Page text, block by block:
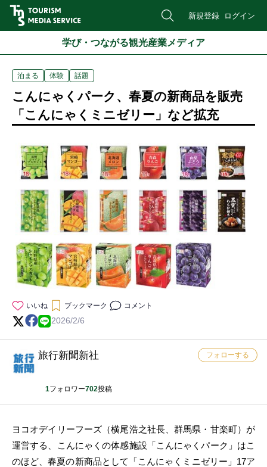
新規登録 ログイン
学び・つながる観光産業メディア
泊まる 体験 話題
こんにゃくパーク、春夏の新商品を販売
「こんにゃくミニゼリー」など拡充
いいね ブックマーク コメント
2026/2/6
旅行新聞新社
1フォロワー702投稿
フォローする
ヨコオデイリーフーズ（横尾浩之社長、群馬県・甘楽町）が
運営する、こんにゃくの体感施設「こんにゃくパーク」はこ
のほど、春夏の新商品として「こんにゃくミニゼリー」17ア